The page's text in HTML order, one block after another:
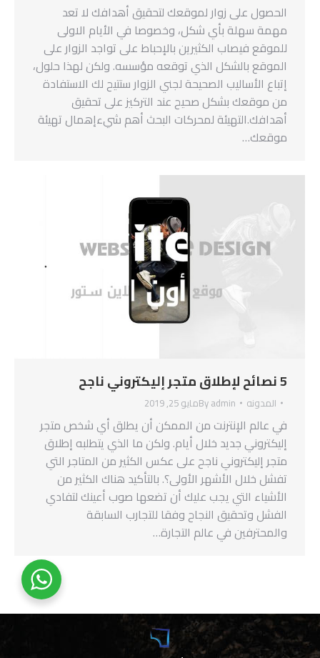
الحصول على زوار لموقعك لتحقيق أهدافك لا تعد
مهمة سهلة بأي شكل، وخصوصا في الأيام الاولى
للموقع فيصاب الكثيرين بالإحباط على تواجد الزوار على
الموقع بالشكل الذي توقعه مؤسسه. ولكن لهذا حلول،
إتباع الأساليب الصحيحة لجني الزوار ستتيح لك الاستفادة
من موقعك بشكل صحيح عند التركيز على تحقيق
أهدافك.التهيئة لمحركات البحث أهم شيءإهمال تهيئة
موقعك…
5 نصائح لإطلاق متجر إليكتروني ناجح
المدونه Byadmin مايو 25, 2019
في عالم الإنترنت من الممكن أن يطلق أي شخص متجر
إليكتروني جديد خلال أيام. ولكن ما الذي يتطلبه إطلاق
متجر إليكتروني ناجح على عكس الكثير من المتاجر التي
تفشل خلال الأشهر الأولى؟. بالتأكيد هناك الكثير من
الأشياء التي يجب عليك أن تضعها صوب أعينك لتفادي
الفشل وتحقيق النجاح وفقا للتجارب السابقة
والمحترفين في عالم التجارة…